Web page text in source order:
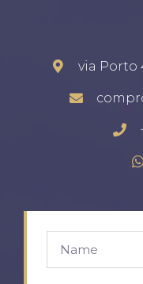
via Porto